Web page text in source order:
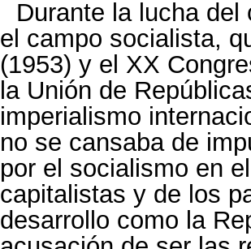
Durante la lucha
el campo socialista,
(1953) y el XX
la Unión de
imperialismo
no se cansaba de
por el socialismo en
capitalistas y de los
desarrollo como la